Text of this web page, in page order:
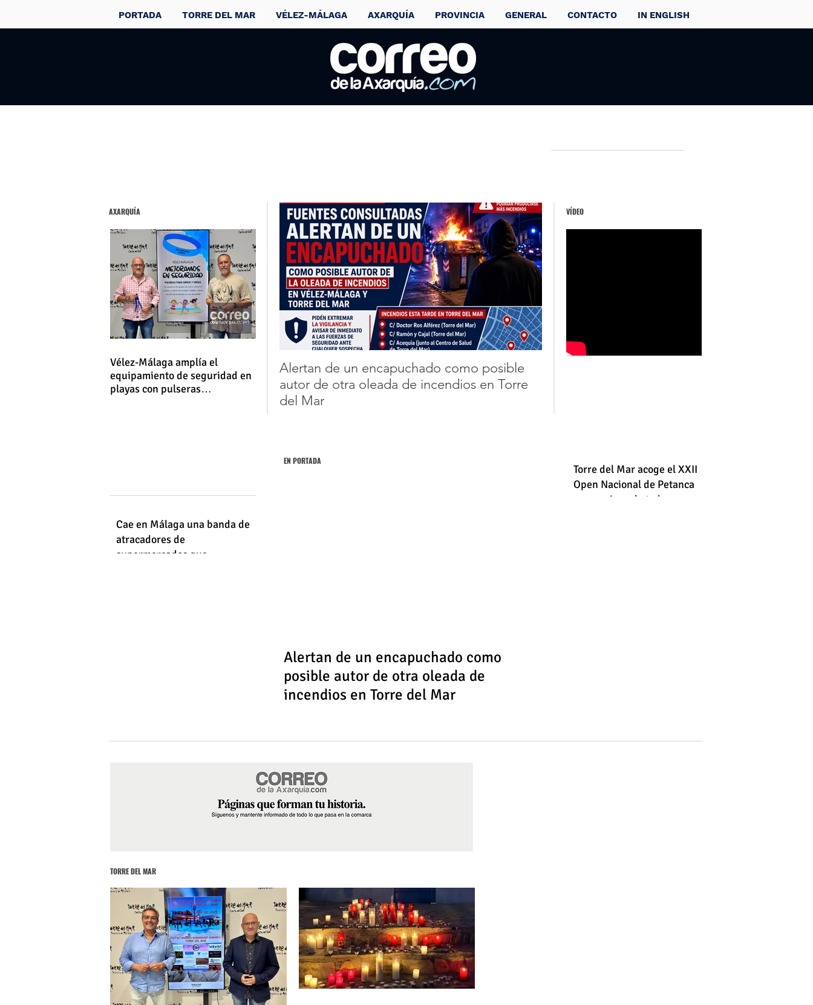
PORTADA TORRE DEL MAR VÉLEZ-MÁLAGA AXARQUÍA PROVINCIA GENERAL CONTACTO IN ENGLISH
Asuntos Sociales
habilita varios
servicios de
atención infantil
para apoyar a
familias de Vélez-
Málaga
2 3 4 5
VÍDEO
AXARQUÍA
Vélez-Málaga amplía el
equipamiento de seguridad en
playas con pulseras
Encabezado 2
Alertan de un encapuchado como posible
autor de otra oleada de incendios en Torre
del Mar
Cae en Málaga una banda de
atracadores de
supermercados que
EN PORTADA
Alertan de un encapuchado como
posible autor de otra oleada de
incendios en Torre del Mar
Torre del Mar acoge el XXII
Open Nacional de Petanca
con equipos de toda
TORRE DEL MAR